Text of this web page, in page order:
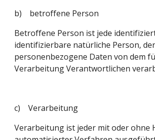
b)    betroffene Person
Betroffene Person ist jede
identifizierbare natürliche Person,
personenbezogene Daten von dem
Verarbeitung Verantwortlichen
c)    Verarbeitung
Verarbeitung ist jeder mit oder ohne